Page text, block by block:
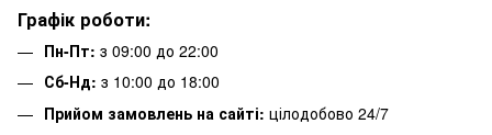
Графік роботи:
Пн-Пт: з 09:00 до 22:00
Сб-Нд: з 10:00 до 18:00
Прийом замовлень на сайті: цілодобово 24/7